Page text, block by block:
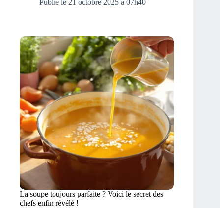
Publié le 21 octobre 2025 à 07h40
La soupe toujours parfaite ? Voici le secret des
chefs enfin révélé !